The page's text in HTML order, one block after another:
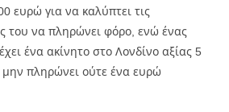
ευρώ για να καλύπτει τις
του να πληρώνει φόρο, ενώ ένας
ένα ακίνητο στο Λονδίνο αξίας 5
πληρώνει ούτε ένα ευρώ